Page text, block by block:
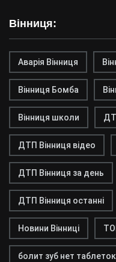
Вінниця:
Аварія Вінниця
Вінниця Бомба
Вінниця школи
ДТП Вінниця відео
ДТП Вінниця за день
ДТП Вінниця останні
Новини Вінниці
болит зуб нет